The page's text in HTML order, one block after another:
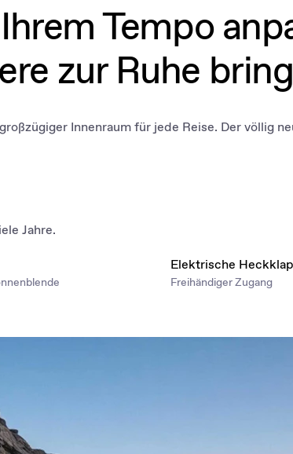
Tempo
zur Ruhe
Innenraum für jede Reise. Der völlig
Jahre.
Elektrische
Freihändiger Zugang